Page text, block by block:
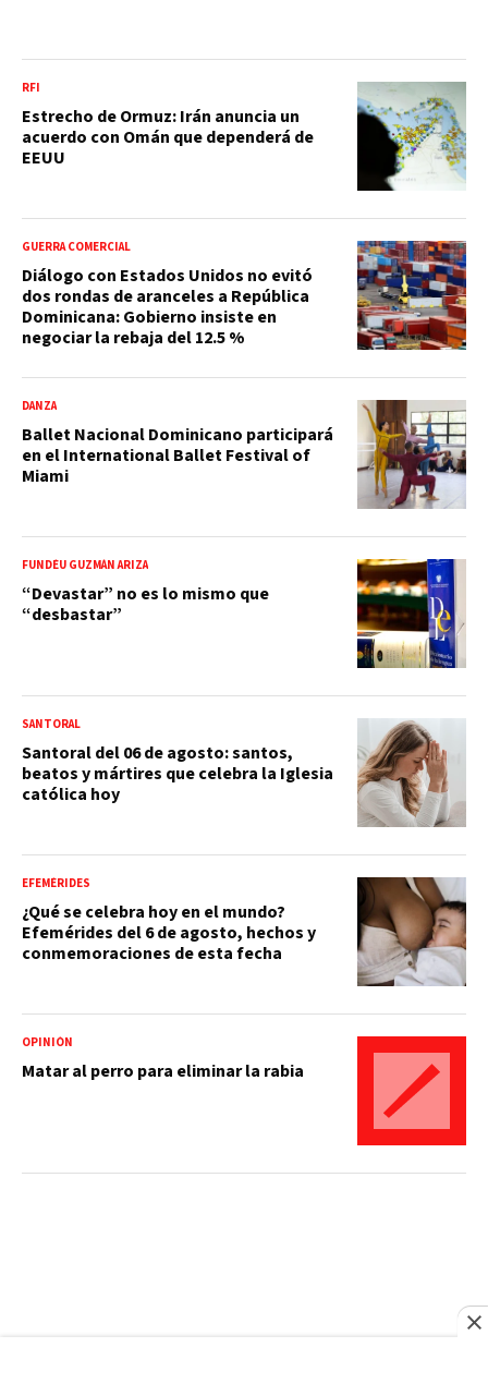
RFI
Estrecho de Ormuz: Irán anuncia un
acuerdo con Omán que dependerá de
EEUU
GUERRA COMERCIAL
Diálogo con Estados Unidos no evitó
dos rondas de aranceles a República
Dominicana: Gobierno insiste en
negociar la rebaja del 12.5 %
DANZA
Ballet Nacional Dominicano participará
en el International Ballet Festival of
Miami
FUNDÉU GUZMÁN ARIZA
“Devastar” no es lo mismo que
“desbastar”
SANTORAL
Santoral del 06 de agosto: santos,
beatos y mártires que celebra la Iglesia
católica hoy
EFEMÉRIDES
¿Qué se celebra hoy en el mundo?
Efemérides del 6 de agosto, hechos y
conmemoraciones de esta fecha
OPINIÓN
Matar al perro para eliminar la rabia